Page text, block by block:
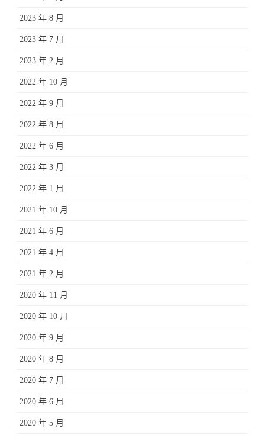
2023 年 8 月
2023 年 7 月
2023 年 2 月
2022 年 10 月
2022 年 9 月
2022 年 8 月
2022 年 6 月
2022 年 3 月
2022 年 1 月
2021 年 10 月
2021 年 6 月
2021 年 4 月
2021 年 2 月
2020 年 11 月
2020 年 10 月
2020 年 9 月
2020 年 8 月
2020 年 7 月
2020 年 6 月
2020 年 5 月